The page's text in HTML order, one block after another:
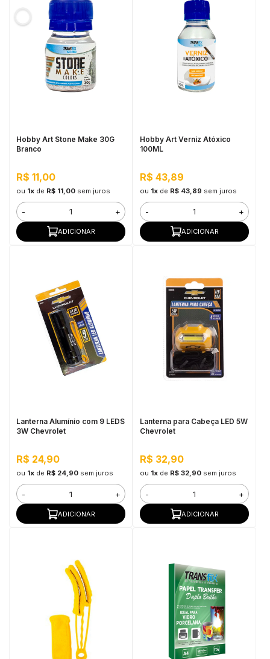
Hobby Art Stone Make 30G
Branco
R$ 11,00
ou 1xde R$ 11,00 sem juros
- +
ADICIONAR
Hobby Art Verniz Atóxico
100ML
R$ 43,89
ou 1xde R$ 43,89 sem juros
- +
ADICIONAR
Lanterna Alumínio com 9 LEDS
3W Chevrolet
R$ 24,90
ou 1xde R$ 24,90 sem juros
- +
ADICIONAR
Lanterna para Cabeça LED 5W
Chevrolet
R$ 32,90
ou 1xde R$ 32,90 sem juros
- +
ADICIONAR